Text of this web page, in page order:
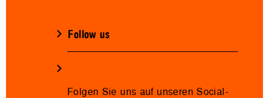
Follow us
Folgen Sie uns auf unseren Social-